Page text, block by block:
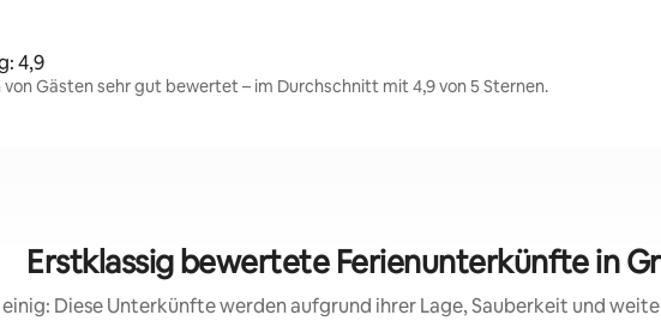
4,9
Gästen sehr gut bewertet – im Durchschnitt mit 4,9 von 5 Sternen.
Erstklassig bewertete Ferienunterkünfte in
einig: Diese Unterkünfte werden aufgrund ihrer Lage, Sauberkeit und